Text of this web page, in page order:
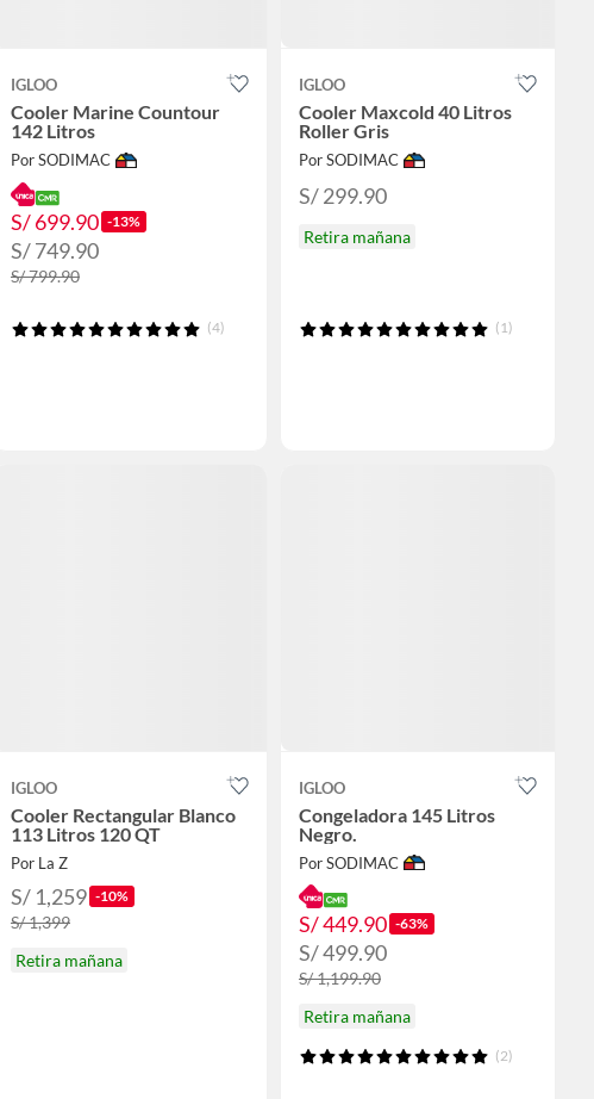
IGLOO
Cooler Marine Countour
142 Litros
Por SODIMAC
S/ 699.90 -13%
S/ 749.90
S/ 799.90
(4)
IGLOO
Cooler Maxcold 40 Litros
Roller Gris
Por SODIMAC
S/ 299.90
Retira mañana
(1)
IGLOO
Cooler Rectangular Blanco
113 Litros 120 QT
Por La Z
S/ 1,259 -10%
S/ 1,399
Retira mañana
IGLOO
Congeladora 145 Litros
Negro.
Por SODIMAC
S/ 449.90 -63%
S/ 499.90
S/ 1,199.90
Retira mañana
(2)